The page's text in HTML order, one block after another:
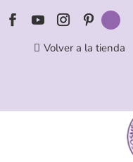
Volver a la tienda